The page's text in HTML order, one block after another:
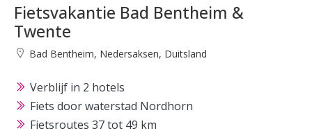
Fietsvakantie Bad Bentheim &
Twente
Bad Bentheim, Nedersaksen, Duitsland
Verblijf in 2 hotels
Fiets door waterstad Nordhorn
Fietsroutes 37 tot 49 km